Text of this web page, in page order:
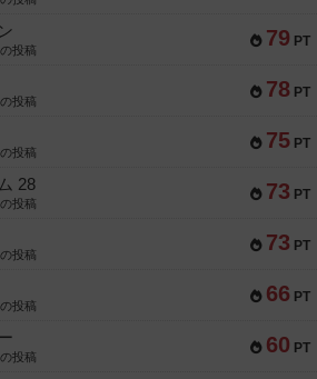
79 PT
投稿
78 PT
投稿
75 PT
投稿
73 PT
28
投稿
73 PT
投稿
66 PT
投稿
60 PT
投稿